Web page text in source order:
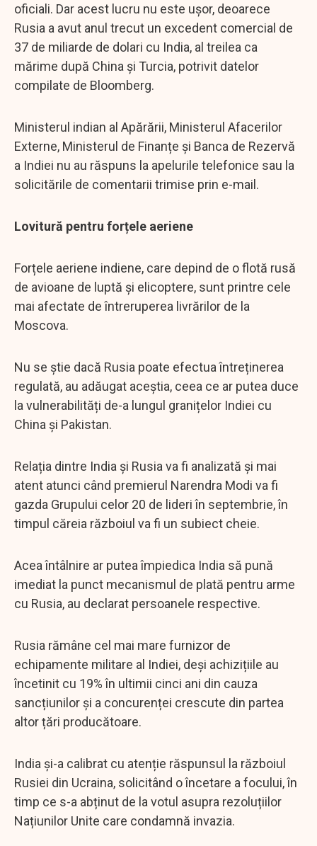
oficiali. Dar acest lucru nu este ușor, deoarece
Rusia a avut anul trecut un excedent comercial de
37 de miliarde de dolari cu India, al treilea ca
mărime după China și Turcia, potrivit datelor
compilate de Bloomberg.
Ministerul indian al Apărării, Ministerul Afacerilor
Externe, Ministerul de Finanțe și Banca de Rezervă
a Indiei nu au răspuns la apelurile telefonice sau la
solicitările de comentarii trimise prin e-mail.
Lovitură pentru forțele aeriene
Forțele aeriene indiene, care depind de o flotă rusă
de avioane de luptă și elicoptere, sunt printre cele
mai afectate de întreruperea livrărilor de la
Moscova.
Nu se știe dacă Rusia poate efectua întreținerea
regulată, au adăugat aceștia, ceea ce ar putea duce
la vulnerabilități de-a lungul granițelor Indiei cu
China și Pakistan.
Relația dintre India și Rusia va fi analizată și mai
atent atunci când premierul Narendra Modi va fi
gazda Grupului celor 20 de lideri în septembrie, în
timpul căreia războiul va fi un subiect cheie.
Acea întâlnire ar putea împiedica India să pună
imediat la punct mecanismul de plată pentru arme
cu Rusia, au declarat persoanele respective.
Rusia rămâne cel mai mare furnizor de
echipamente militare al Indiei, deși achizițiile au
încetinit cu 19% în ultimii cinci ani din cauza
sancțiunilor și a concurenței crescute din partea
altor țări producătoare.
India și-a calibrat cu atenție răspunsul la războiul
Rusiei din Ucraina, solicitând o încetare a focului, în
timp ce s-a abținut de la votul asupra rezoluțiilor
Națiunilor Unite care condamnă invazia.